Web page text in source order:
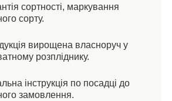
сортності, маркування
сорту.
вирощена власноруч у
розпліднику.
інструкція по посадці до
замовлення.